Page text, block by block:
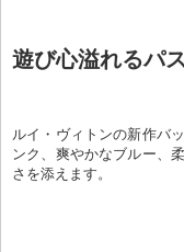
遊び心溢れるパ
ルイ・ヴィトンの新作バ
ンク、爽やかなブルー、
さを添えます。